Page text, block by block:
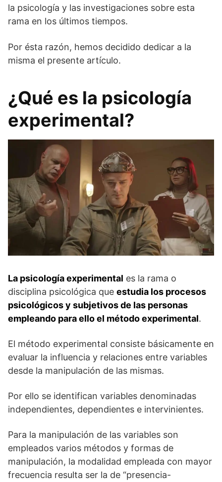
la psicología y las investigaciones sobre esta
rama en los últimos tiempos.
Por ésta razón, hemos decidido dedicar a la
misma el presente artículo.
¿Qué es la psicología
experimental?
La psicología experimental es la rama o
disciplina psicológica que estudia los procesos
psicológicos y subjetivos de las personas
empleando para ello el método experimental.
El método experimental consiste básicamente en
evaluar la influencia y relaciones entre variables
desde la manipulación de las mismas.
Por ello se identifican variables denominadas
independientes, dependientes e intervinientes.
Para la manipulación de las variables son
empleados varios métodos y formas de
manipulación, la modalidad empleada con mayor
frecuencia resulta ser la de “presencia-